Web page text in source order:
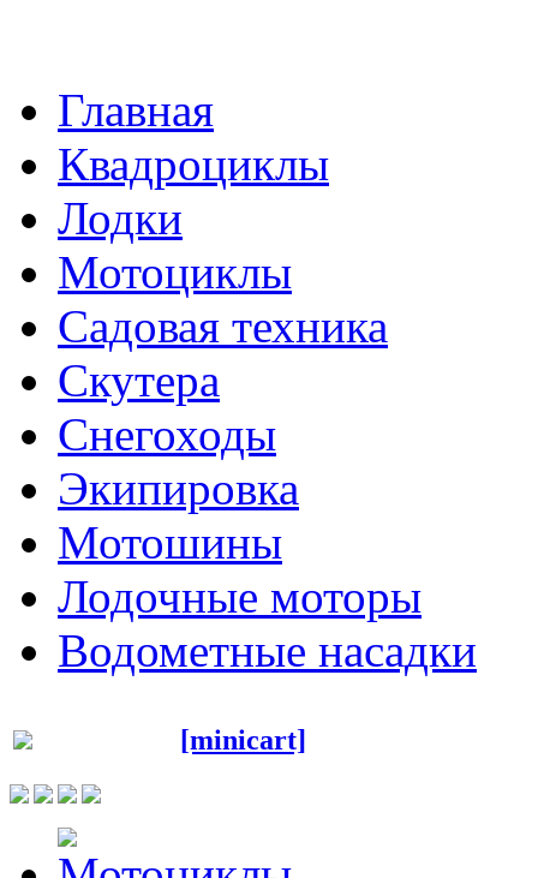
Главная
Квадроциклы
Лодки
Мотоциклы
Садовая техника
Скутера
Снегоходы
Экипировка
Мотошины
Лодочные моторы
Водометные насадки
[minicart]